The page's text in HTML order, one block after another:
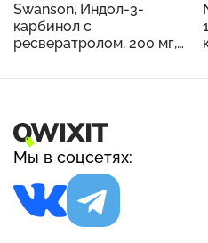
Swanson, Индол-3-
карбинол с
ресвератролом, 200 мг,
Мы в соцсетях: